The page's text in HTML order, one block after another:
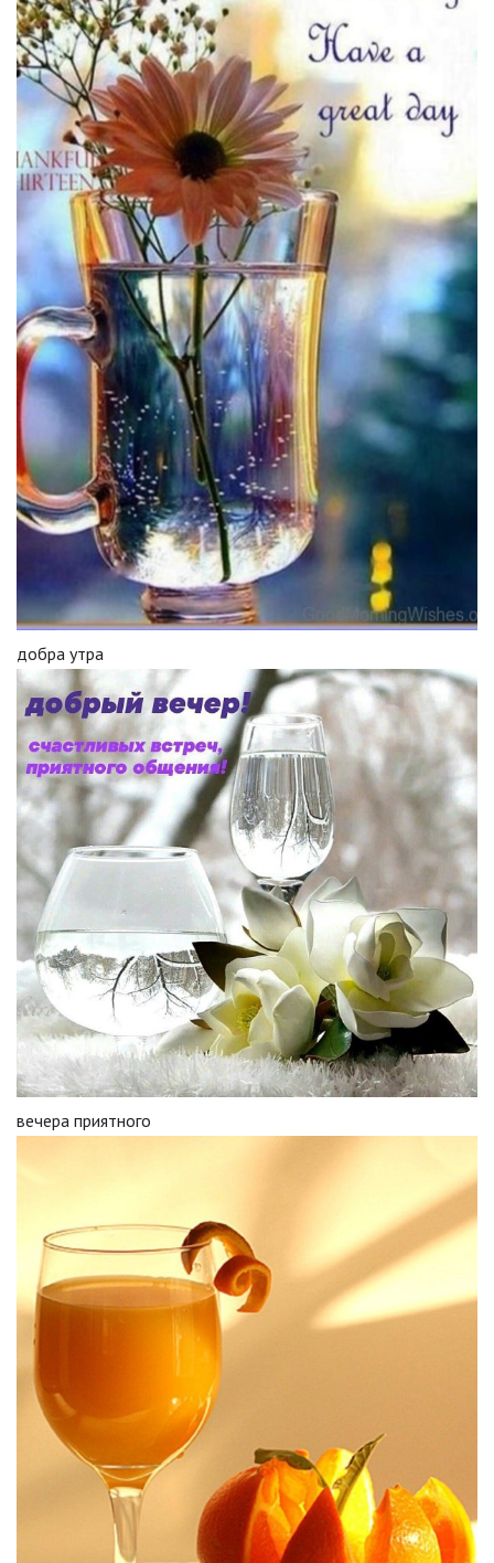
добра утра
вечера приятного